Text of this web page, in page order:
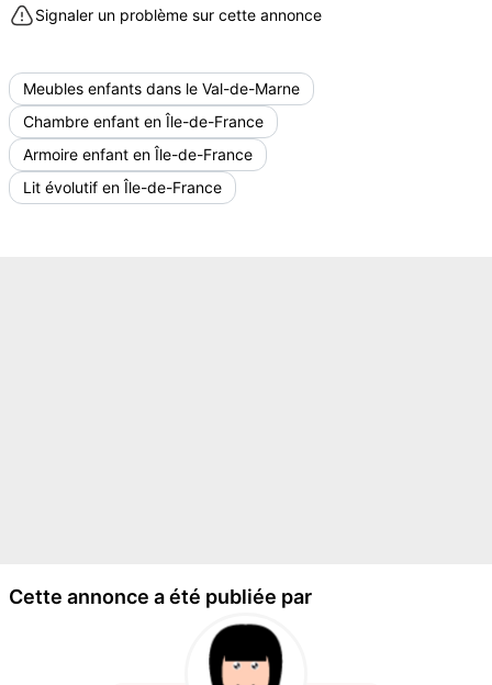
Signaler un problème sur cette annonce
Meubles enfants dans le Val-de-Marne
Chambre enfant en Île-de-France
Armoire enfant en Île-de-France
Lit évolutif en Île-de-France
Cette annonce a été publiée par